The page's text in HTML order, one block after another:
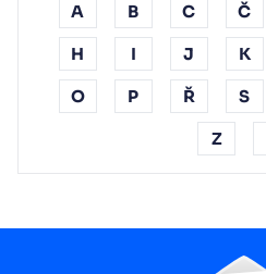
A B C Č
H I J K
O P Ř S
Z